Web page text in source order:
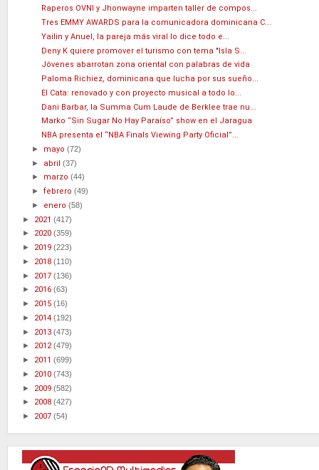
Raperos OVNI y Jhonwayne imparten taller de compos...
Tres EMMY AWARDS para la comunicadora dominicana C...
Yailin y Anuel, la pareja más viral lo dice todo e...
Deny K quiere promover el turismo con tema "Isla S...
Jóvenes abarrotan zona oriental con palabras de vida
Paloma Richiez, dominicana que lucha por sus sueño...
El Cata: renovado y con proyecto musical a todo lo...
Dani Barbar, la Summa Cum Laude de Berklee trae nu...
Marko “Sin Sugar No Hay Paraíso” show en el Jaragua
NBA presenta el “NBA Finals Viewing Party Oficial”...
► mayo(72)
► abril(37)
► marzo(44)
►febrero(49)
► enero(58)
► 2021 (417)
► 2020 (359)
► 2019 (223)
► 2018 (110)
► 2017 (136)
► 2016 (63)
► 2015 (16)
► 2014 (192)
► 2013 (473)
► 2012(479)
► 2011 (699)
► 2010 (743)
► 2009 (582)
► 2008 (427)
► 2007 (54)